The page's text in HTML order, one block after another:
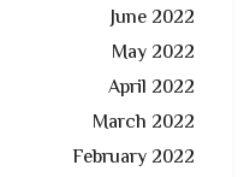
June 2022
May 2022
April 2022
March 2022
February 2022